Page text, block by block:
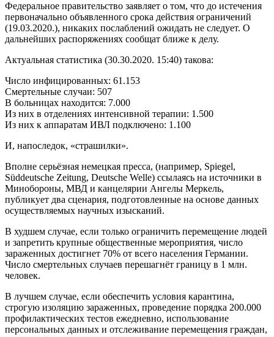
Федеральное правительство заявляет о том, что до истечения
первоначально объявленного срока действия ограничений
(19.03.2020.), никаких послаблений ожидать не следует. О
дальнейших распоряжениях сообщат ближе к делу.
Актуальная статистика (30.30.2020. 15:40) такова:
Число инфицированных: 61.153
Смертельные случаи: 507
В больницах находится: 7.000
Из них в отделениях интенсивной терапии: 1.500
Из них к аппаратам ИВЛ подключено: 1.100
И, напоследок, «страшилки».
Вполне серьёзная немецкая пресса, (например, Spiegel,
Süddeutsche Zeitung, Deutsche Welle) ссылаясь на источники в
Минобороны, МВД и канцелярии Ангелы Меркель,
публикует два сценария, подготовленные на основе данных
осуществляемых научных изысканий.
В худшем случае, если только ограничить перемещение людей
и запретить крупные общественные мероприятия, число
зараженных достигнет 70% от всего населения Германии.
Число смертельных случаев перешагнёт границу в 1 млн.
человек.
В лучшем случае, если обеспечить условия карантина,
строгую изоляцию зараженных, проведение порядка 200.000
профилактических тестов ежедневно, использование
персональных данных и отслеживание перемещения граждан,